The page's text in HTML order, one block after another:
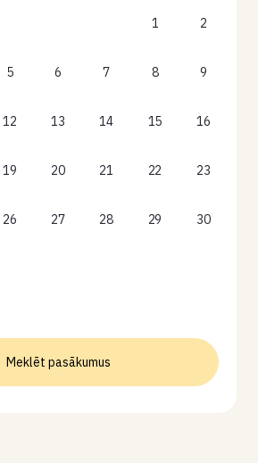
1 2
5 6 7 8 9
12 13 14 15 16
19 20 21 22 23
26 27 28 29 30
Meklēt pasākumus